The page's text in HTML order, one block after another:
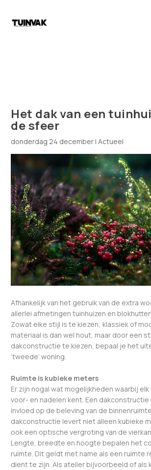
Het dak van een
de sfeer
donderdag 24 december |Actueel
Afhankelijk van het gebruik van de extra
allerlei afmetingen tuinhuizen en
Zowat elke stijl is te kiezen; klassiek of
materiaal is dan wel hout, maar door een
dakconstructie te kiezen, bepaal je het
‘tweede’ woning.
Ruimte is kubieke meters
Er zijn nogal wat mogelijkheden waarbij
voor- en nadelen kent. Een
invloed op de beleving van de
dakconstructie levert niet alleen kubieke
ook een optische vergroting van de
Lengte, breedte en hoogte bepalen het
ruimte. Dit geldt met name als een ruimte
dient te zijn. Als atelier bijvoorbeeld of als